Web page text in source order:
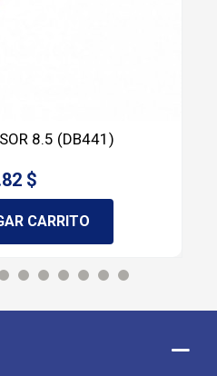
8.5 (DB441)
$
CARRITO